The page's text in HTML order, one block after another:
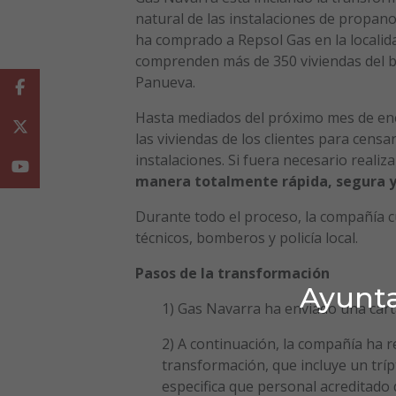
natural de las instalaciones de
ha comprado a Repsol Gas en la
comprenden más de 350 viviendas del
Panueva.
Hasta mediados del próximo mes de
las viviendas de los clientes para
instalaciones. Si fuera necesario
manera totalmente rápida, segura
Durante todo el proceso, la compañía
técnicos, bomberos y policía local.
Pasos de la transformación
1) Gas Navarra ha enviado una
2) A continuación, la compañía ha
transformación, que incluye un
especifica que personal
Facebook
Youtube